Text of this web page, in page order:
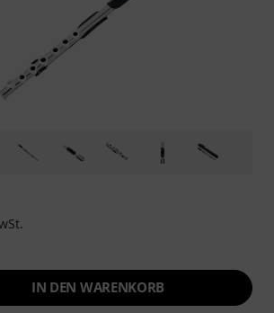
IN DEN WARENKORB